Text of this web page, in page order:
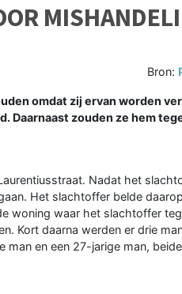
Bron:
omdat zij ervan worden
Daarnaast zouden ze hem
Nadat het
Het slachtoffer belde
woning waar het slachtoffer
Kort daarna werden er drie
en een 27-jarige man,